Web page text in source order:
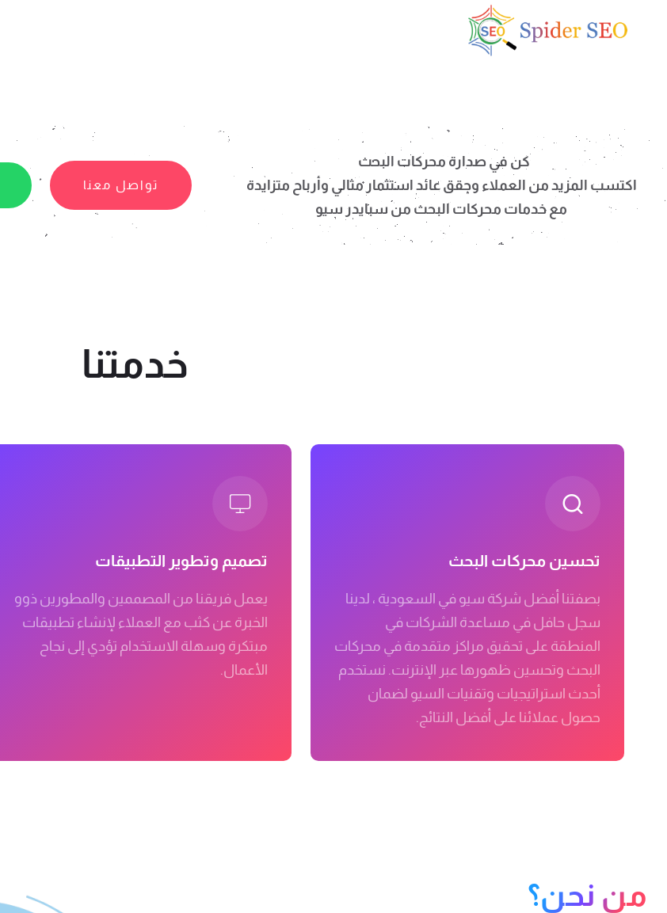
كن في صدارة محركات البحث
اكتسب المزيد من العملاء وحقق عائد استثمار مثالي وأرباح متزايدة
مع خدمات محركات البحث من سبايدر سيو
تواصل معنا
خدمتنا
تحسين محركات البحث
بصفتنا أفضل شركة سيو في السعودية ، لدينا
سجل حافل في مساعدة الشركات في
المنطقة على تحقيق مراكز متقدمة في محركات
البحث وتحسين ظهورها عبر الإنترنت. نستخدم
أحدث استراتيجيات وتقنيات السيو لضمان
حصول عملائنا على أفضل النتائج.
تصميم وتطوير التطبيقات
يعمل فريقنا من المصممين والمطورين ذوو
الخبرة عن كثب مع العملاء لإنشاء تطبيقات
مبتكرة وسهلة الاستخدام تؤدي إلى نجاح
الأعمال.
من نحن؟